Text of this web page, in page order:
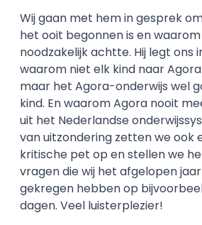
Wij gaan met hem in gesprek
het ooit begonnen is en
noodzakelijk achtte. Hij legt ons
waarom niet elk kind naar
maar het Agora-onderwijs wel
kind. En waarom Agora nooit
uit het Nederlandse
van uitzondering zetten we ook
kritische pet op en stellen we
vragen die wij het afgelopen
gekregen hebben op
dagen. Veel luisterplezier!